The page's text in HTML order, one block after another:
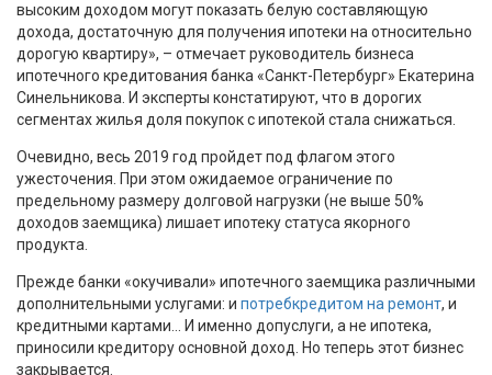
высоким доходом могут показать белую составляющую
дохода, достаточную для получения ипотеки на относительно
дорогую квартиру», – отмечает руководитель бизнеса
ипотечного кредитования банка «Санкт-Петербург» Екатерина
Синельникова. И эксперты констатируют, что в дорогих
сегментах жилья доля покупок с ипотекой стала снижаться.
Очевидно, весь 2019 год пройдет под флагом этого
ужесточения. При этом ожидаемое ограничение по
предельному размеру долговой нагрузки (не выше 50%
доходов заемщика) лишает ипотеку статуса якорного
продукта.
Прежде банки «окучивали» ипотечного заемщика различными
дополнительными услугами: и потребкредитом на ремонт, и
кредитными картами... И именно допуслуги, а не ипотека,
приносили кредитору основной доход. Но теперь этот бизнес
закрывается.